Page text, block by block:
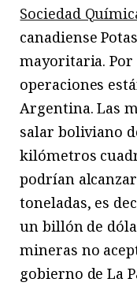
Sociedad
canadiense
mayoritaria. Por
operaciones
Argentina. Las
salar boliviano
kilómetros
podrían
toneladas, es
un billón de
mineras no
gobierno de La